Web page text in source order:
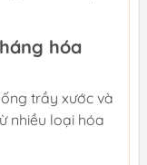
hóa
trầy xước và
nhiều loại hóa